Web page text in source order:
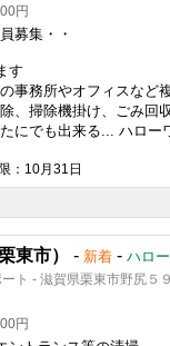
円
募集・・
す
事務所やオフィスなど
、掃除機掛け、ごみ回
にでも出来る... ハロー
：10月31日
東市） - 新着 - ハロ
ト - 滋賀県栗東市野尻５
円